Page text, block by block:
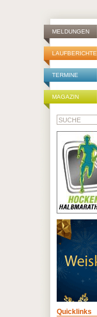
MELDUNGEN
LAUFBERICHTE
TERMINE
MAGAZIN
Quicklinks